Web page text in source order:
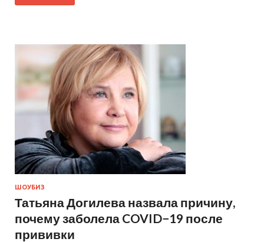
ШОУБИЗ
Татьяна Догилева назвала причину,
почему заболела COVID−19 после
прививки